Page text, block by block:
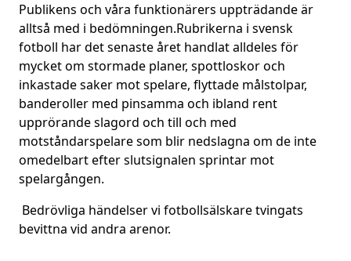
Publikens och våra funktionärers uppträdande är
alltså med i bedömningen.Rubrikerna i svensk
fotboll har det senaste året handlat alldeles för
mycket om stormade planer, spottloskor och
inkastade saker mot spelare, flyttade målstolpar,
banderoller med pinsamma och ibland rent
upprörande slagord och till och med
motståndarspelare som blir nedslagna om de inte
omedelbart efter slutsignalen sprintar mot
spelargången.
Bedrövliga händelser vi fotbollsälskare tvingats
bevittna vid andra arenor.